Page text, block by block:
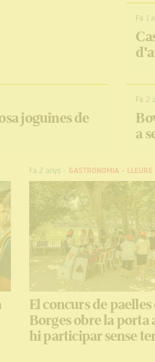
Fa 1
joguines de
Fa 2
a
Fa 2 anys - GASTRONOMIA- LLEURE
El concurs de paelles
Borges obre la porta
hi participar sense